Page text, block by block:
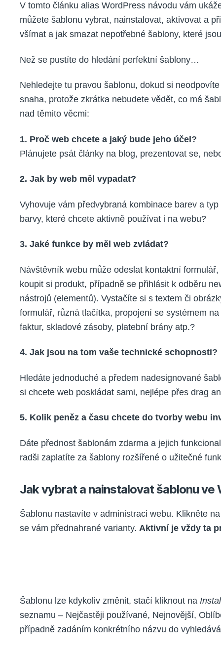
V tomto článku alias WordPress návodu vám
můžete šablonu vybrat, nainstalovat, aktivovat a
všímat a jak smazat nepotřebné šablony, které
Než se pustíte do hledání perfektní šablony…
Nehledejte tu pravou šablonu, dokud si
snaha, protože zkrátka nebudete vědět, co má
nad těmito věcmi:
1. Proč web chcete a jaký bude jeho účel?
Plánujete psát články na blog, prezentovat se,
2. Jak by web měl vypadat?
Vyhovuje vám předvybraná kombinace barev a
barvy, které chcete aktivně používat i na webu?
3. Jaké funkce by měl web zvládat?
Návštěvník webu může odeslat kontaktní
koupit si produkt, případně se přihlásit k odběru
nástrojů (elementů). Vystačíte si s textem či
formulář, různá tlačítka, propojení se systémem
faktur, skladové zásoby, platební brány atp.?
4. Jak jsou na tom vaše technické schopnosti?
Hledáte jednoduché a předem nadesignované
si chcete web poskládat sami, nejlépe přes drag
5. Kolik peněz a času chcete do tvorby webu
Dáte přednost šablonám zdarma a jejich
radši zaplatíte za šablony rozšířené o užitečné
Jak vybrat a nainstalovat šablonu ve
Šablonu nastavíte v administraci webu. Klikněte
se vám přednahrané varianty. Aktivní je vždy ta
Šablonu lze kdykoliv změnit, stačí kliknout na
seznamu – Nejčastěji používané, Nejnovější,
případně zadáním konkrétního názvu do